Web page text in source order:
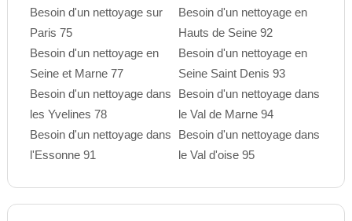
Besoin d'un nettoyage sur
Paris 75
Besoin d'un nettoyage en
Seine et Marne 77
Besoin d'un nettoyage dans
les Yvelines 78
Besoin d'un nettoyage dans
l'Essonne 91
Besoin d'un nettoyage en
Hauts de Seine 92
Besoin d'un nettoyage en
Seine Saint Denis 93
Besoin d'un nettoyage dans
le Val de Marne 94
Besoin d'un nettoyage dans
le Val d'oise 95